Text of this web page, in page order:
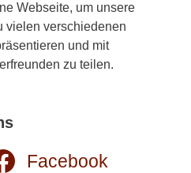
Webseite, um unsere
vielen verschiedenen
und mit
zu teilen.
Facebook